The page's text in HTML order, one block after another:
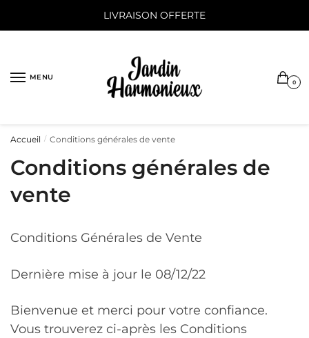
LIVRAISON OFFERTE
MENU
0
Accueil / Conditions générales de vente
Conditions générales de
vente
Conditions Générales de Vente
Dernière mise à jour le 08/12/22
Bienvenue et merci pour votre confiance.
Vous trouverez ci-après les Conditions